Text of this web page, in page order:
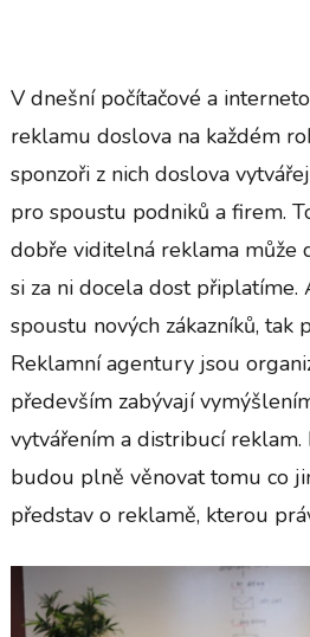
V dnešní počítačové a
reklamu doslova na každém
sponzoři z nich doslova
pro spoustu podniků a firem.
dobře viditelná reklama může
si za ni docela dost připlatíme.
spoustu nových zákazníků, tak
Reklamní agentury jsou
především zabývají
vytvářením a distribucí
budou plně věnovat tomu co
představ o reklamě, kterou